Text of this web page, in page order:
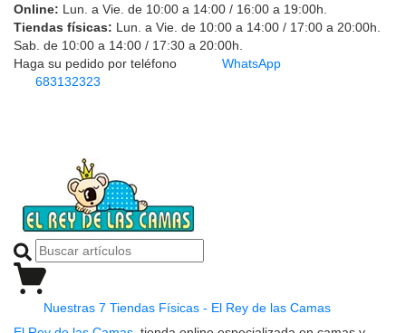
Online: Lun. a Vie. de 10:00 a 14:00 / 16:00 a 19:00h.
Tiendas físicas: Lun. a Vie. de 10:00 a 14:00 / 17:00 a 20:00h.
Sab. de 10:00 a 14:00 / 17:30 a 20:00h.
Haga su pedido por teléfono
683132323
WhatsApp
Nuestras 7 Tiendas Físicas - El Rey de las Camas